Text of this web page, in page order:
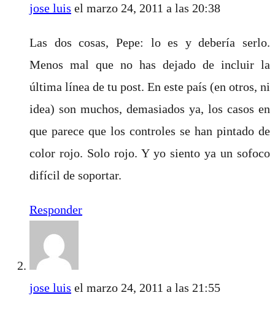
jose luis el marzo 24, 2011 a las 20:38
Las dos cosas, Pepe: lo es y debería serlo.
Menos mal que no has dejado de incluir la
última línea de tu post. En este país (en otros, ni
idea) son muchos, demasiados ya, los casos en
que parece que los controles se han pintado de
color rojo. Solo rojo. Y yo siento ya un sofoco
difícil de soportar.
Responder
jose luis el marzo 24, 2011 a las 21:55